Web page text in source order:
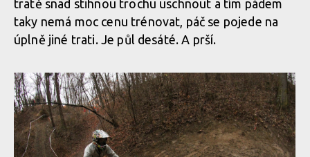
tratě snad stihnou trochu uschnout a tím pádem
taky nemá moc cenu trénovat, páč se pojede na
úplně jiné trati. Je půl desáté. A prší.